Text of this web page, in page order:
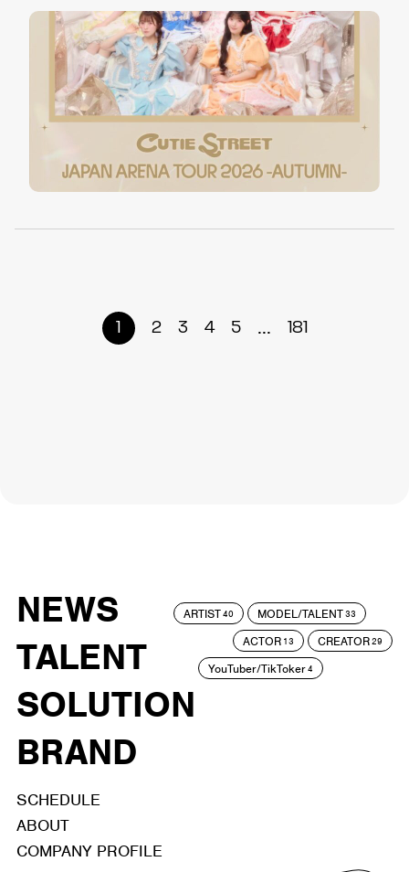
1 2 3 4 5 ... 181
NEWS
TALENT
SOLUTION
BRAND
ARTIST40 MODEL/TALENT33
ACTOR 13 CREATOR29
YouTuber/TikToker4
SCHEDULE
ABOUT
COMPANY PROFILE